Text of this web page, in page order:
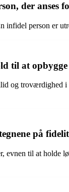
der
infidel person er
til at
og troværdighed i
på
evnen til at